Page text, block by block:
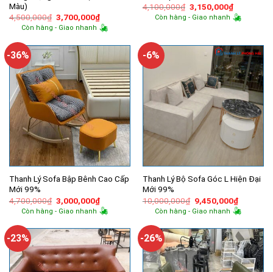
Màu)
4,500,000₫ Giá
gốc
là:
3,700,000₫Giá
hiện
tại
3,700,000₫.
Còn hàng - Giao nhanh
4,100,000₫ Giá
gốc
là:
3,150,000₫Giá
hiện
tại
Còn hàng - Giao nhanh
-36%
Thanh Lý Sofa Bập Bênh Cao Cấp
Mới 99%
4,700,000₫ Giá
gốc
là:
3,000,000₫Giá
hiện
tại
3,000,000₫.
Còn hàng - Giao nhanh
-6%
Thanh Lý Bộ Sofa Góc L Hiện Đại
Mới 99%
10,000,000₫ Giá
gốc
là:
9,450,000₫Giá
hiện
tại
Còn hàng - Giao nhanh
-23% -26%